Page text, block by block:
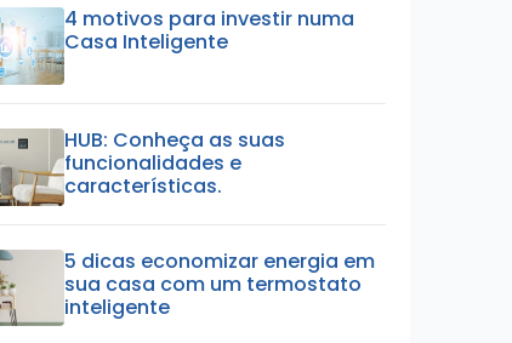
4 motivos para investir numa
Casa Inteligente
HUB: Conheça as suas
funcionalidades e
características.
5 dicas economizar energia em
sua casa com um termostato
inteligente